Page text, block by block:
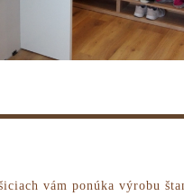
vám ponúka výrobu